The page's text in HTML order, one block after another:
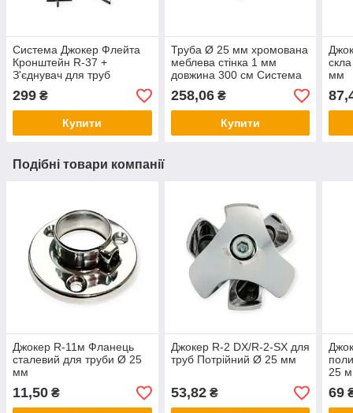
Система Джокер Флейта
Кронштейн R-37 +
З'єднувач для труб
Подвійний Паралельний
R-4 Ø 25 мм
299 ₴
Купити
Труба Ø 25 мм хромована
меблева стінка 1 мм
довжина 300 см Система
Джокер
258,06₴
Купити
мм
Подібні товари компанії
Джокер R-11м Фланець
сталевий для труби Ø 25
мм
11,50 ₴
Джокер R-2 DX/R-2-SX для
труб Потрійний Ø 25 мм
53,82₴
25
69